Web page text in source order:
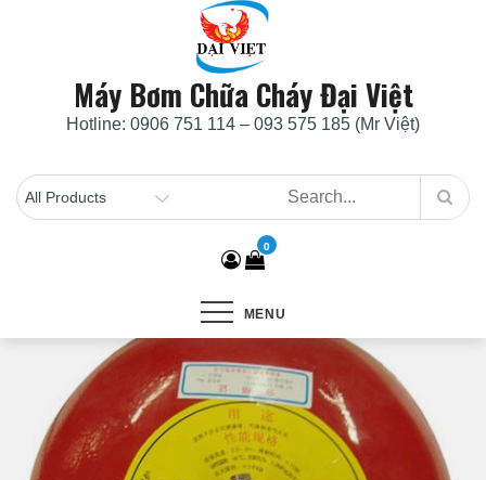
Máy Bơm Chữa Cháy Đại Việt
Hotline: 0906 751 114 – 093 575 185 (Mr Việt)
0
MENU